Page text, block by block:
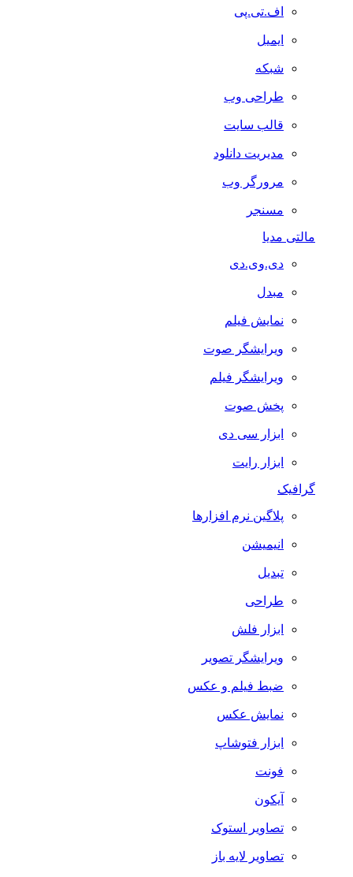
اف.تی.پی
ایمیل
شبکه
طراحی وب
قالب سایت
مدیریت دانلود
مرورگر وب
مسنجر
مالتی مدیا
دی.وی.دی
مبدل
نمایش فیلم
ویرایشگر صوت
ویرایشگر فیلم
پخش صوت
ابزار سی دی
ابزار رایت
گرافیک
پلاگین نرم افزارها
انیمیشن
تبدیل
طراحی
ابزار فلش
ویرایشگر تصویر
ضبط فيلم و عكس
نمایش عکس
ابزار فتوشاپ
فونت
آیکون
تصاویر استوک
تصاویر لایه باز